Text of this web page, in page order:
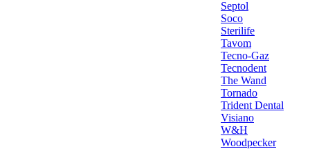
Septol
Soco
Sterilife
Tavom
Tecno-Gaz
Tecnodent
The Wand
Tornado
Trident Dental
Visiano
W&H
Woodpecker